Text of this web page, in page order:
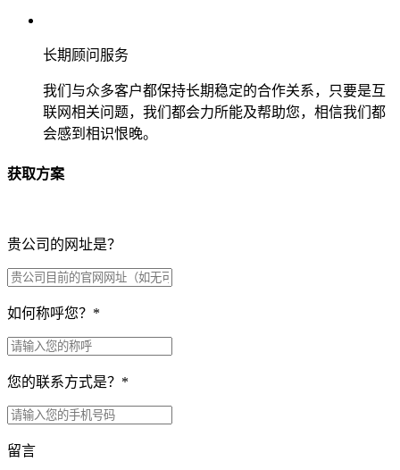
长期顾问服务
我们与众多客户都保持长期稳定的合作关系，只要是互
联网相关问题，我们都会力所能及帮助您，相信我们都
会感到相识恨晚。
获取方案
贵公司的网址是？
如何称呼您？ *
您的联系方式是？ *
留言